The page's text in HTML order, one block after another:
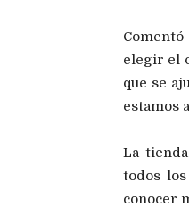
elegir el
que se
estamos
La
todos
conocer